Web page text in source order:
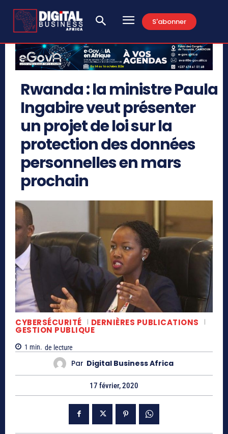
S'abonner
Rwanda : la ministre Paula
Ingabire veut présenter
un projet de loi sur la
protection des données
personnelles en mars
prochain
CYBERSÉCURITÉ DERNIÈRES PUBLICATIONS
GESTION PUBLIQUE
1 min. de lecture
Par Digital Business Africa
17 février, 2020